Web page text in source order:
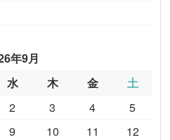
年9月
水 木 金
土
2 3 4
5
9 10 11 12